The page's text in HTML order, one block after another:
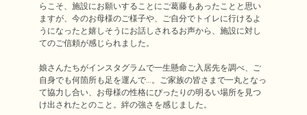
らこそ、施設にお願いすることにご葛藤もあったことと思い
ますが、今のお母様のご様子や、ご自分でトイレに行けるよ
うになったと嬉しそうにお話しされるお声から、施設に対し
てのご信頼が感じられました。
娘さんたちがインスタグラムで一生懸命ご入居先を調べ、ご
自身でも何箇所も足を運んで…。ご家族の皆さまで一丸となっ
て協力し合い、お母様の性格にぴったりの明るい場所を見つ
け出されたとのこと。絆の強さを感じました。